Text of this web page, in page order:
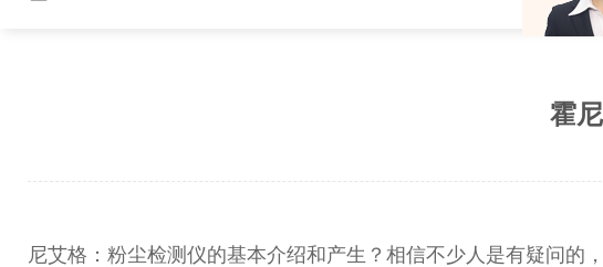
霍
尼艾格：粉尘检测仪的基本介绍和产生？相信不少人是‌‌有疑问的